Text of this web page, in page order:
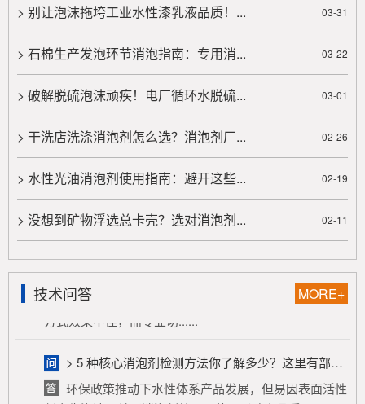
> 别让泡沫拖垮工业水性漆乳液品质！... 03-31
> 石棉生产发泡环节消泡指南：专用消... 03-22
> 破解脱硫泡沫顽疾！电厂循环水脱硫... 03-01
> 干洗店洗涤消泡剂怎么选？消泡剂厂... 02-26
> 水性光油消泡剂使用指南：避开这些... 02-19
> 没想到矿物浮选总卡壳？选对消泡剂... 02-11
技术问答 MORE+
> 废水消泡剂，快速消除生化池顽固泡沫，防止溢流与菌胶团破坏，提升污水处理效率与出水水质
废水消泡剂是污水处理关键辅料，能快速消除生化池
顽固泡沫，防止溢流与菌胶团破坏，提升处理效率及水
质。生化池泡沫源于化学、生......
> 切削液生产泡沫泛滥？隐形杀手无需慌，消泡剂力挽狂澜轻松搞定
产品质量、生产进度与成本，成为“隐形杀手”。传统除泡
方式效果不佳，而专业切......
> 5 种核心消泡剂检测方法你了解多少？这里有部分答案……
环保政策推动下水性体系产品发展，但易因表面活性
剂产生泡沫，普通消泡剂效果不佳且影响产品质量。无
色透明水性消泡剂成优选方案......
> 消泡剂分析烃链长度不同的脂肪酸皂临界胶束浓度及泡沫稳定性
在泡沫体系中引入第三种成份，与原有的表面活性剂
常产生协同作用。研究比较多的，是十二 烷基硫酸钠 "
水 &qu......